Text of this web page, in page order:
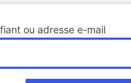
ou adresse e-mail